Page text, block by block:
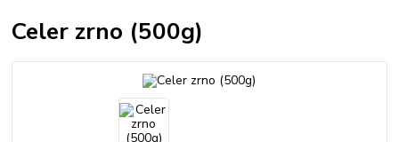
Celer zrno (500g)